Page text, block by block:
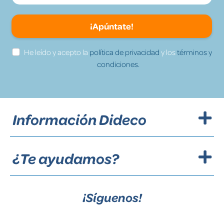
¡Apúntate!
He leído y acepto la política de privacidad y lostérminos y
condiciones.
Información Dideco
¿Te ayudamos?
¡Síguenos!